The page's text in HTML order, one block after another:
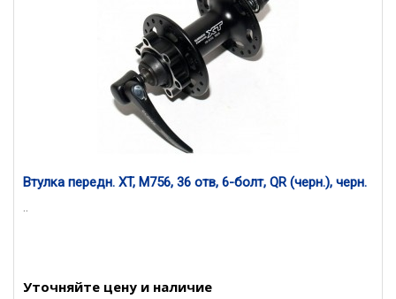
Втулка передн. XT, M756, 36 отв, 6-болт, QR (черн.), черн.
..
Уточняйте цену и наличие